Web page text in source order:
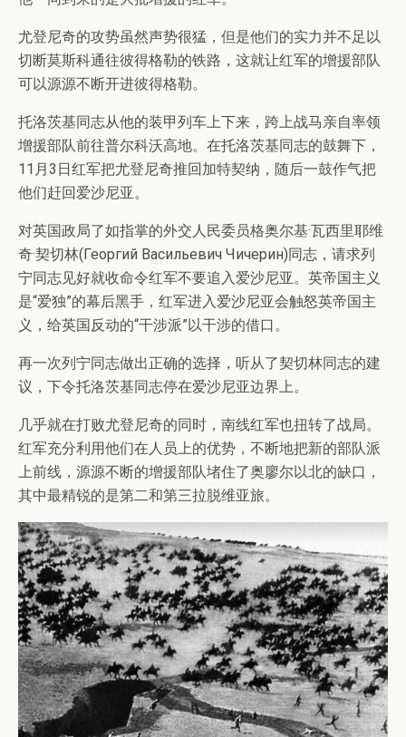
尤登尼奇的攻势虽然声势很猛，但是他们的实力并不足以
切断莫斯科通往彼得格勒的铁路，这就让红军的增援部队
可以源源不断开进彼得格勒。
托洛茨基同志从他的装甲列车上下来，跨上战马亲自率领
增援部队前往普尔科沃高地。在托洛茨基同志的鼓舞下，
11月3日红军把尤登尼奇推回加特契纳，随后一鼓作气把
他们赶回爱沙尼亚。
对英国政局了如指掌的外交人民委员格奥尔基·瓦西里耶维
奇·契切林(Георгий Васильевич Чичерин)同志，请求列
宁同志见好就收命令红军不要追入爱沙尼亚。英帝国主义
是“爱独”的幕后黑手，红军进入爱沙尼亚会触怒英帝国主
义，给英国反动的“干涉派”以干涉的借口。
再一次列宁同志做出正确的选择，听从了契切林同志的建
议，下令托洛茨基同志停在爱沙尼亚边界上。
几乎就在打败尤登尼奇的同时，南线红军也扭转了战局。
红军充分利用他们在人员上的优势，不断地把新的部队派
上前线，源源不断的增援部队堵住了奥廖尔以北的缺口，
其中最精锐的是第二和第三拉脱维亚旅。